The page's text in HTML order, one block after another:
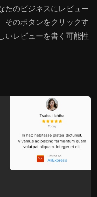
たのビジネスにレビュー
そのボタンをクリックす
いレビューを書く可能性